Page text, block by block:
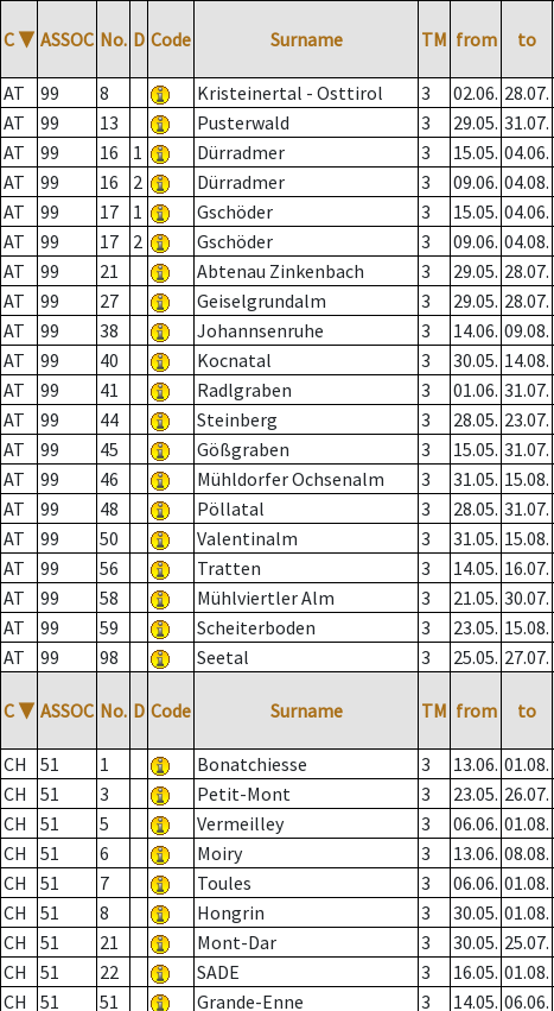
C ▼ ASSOC No. D Code Surname TM from to
AT
99 8 Kristeinertal - Osttirol 3 02.06. 28.07.
AT
99 13 Pusterwald 3 29.05. 31.07.
AT
99 16 1 Dürradmer 3 15.05. 04.06.
AT
99 16 2 Dürradmer 3 09.06. 04.08.
AT
99 17 1 Gschöder 3 15.05. 04.06.
AT
99 17 2 Gschöder 3 09.06. 04.08.
AT
99 21 Abtenau Zinkenbach 3 29.05. 28.07.
AT
99 27 Geiselgrundalm 3 29.05. 28.07.
AT
99 38 Johannsenruhe 3 14.06. 09.08.
AT
99 40 Kocnatal 3 30.05. 14.08.
AT
99 41 Radlgraben 3 01.06. 31.07.
AT
99 44 Steinberg 3 28.05. 23.07.
AT
99 45 Gößgraben 3 15.05. 31.07.
AT
99 46 Mühldorfer Ochsenalm 3 31.05. 15.08.
AT
99 48 Pöllatal 3 28.05. 31.07.
AT
99 50 Valentinalm 3 31.05. 15.08.
AT
99 56 Tratten 3 14.05. 16.07.
AT
99 58 Mühlviertler Alm 3 21.05. 30.07.
AT
99 59 Scheiterboden 3 23.05. 15.08.
AT
99 98 Seetal 3 25.05. 27.07.
C ▼ ASSOC No. D Code Surname TM from to
CH
51 1 Bonatchiesse 3 13.06. 01.08.
CH
51 3 Petit-Mont 3 23.05. 26.07.
CH
51 5 Vermeilley 3 06.06. 01.08.
CH
51 6 Moiry 3 13.06. 08.08.
CH
51 7 Toules 3 06.06. 01.08.
CH
51 8 Hongrin 3 30.05. 01.08.
CH
51 21 Mont-Dar 3 30.05. 25.07.
CH
51 22 SADE 3 16.05. 01.08.
CH
51 51 Grande-Enne 3 14.05. 06.06.